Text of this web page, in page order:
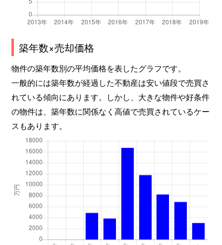
築年数×売却価格
物件の築年数別の平均価格を表したグラフです。
一般的には築年数が経過した不動産は安い値段で売買さ
れている傾向にあります。しかし、大きな物件や好条件
の物件は、築年数に関係なく高値で売買されているケー
スもあります。